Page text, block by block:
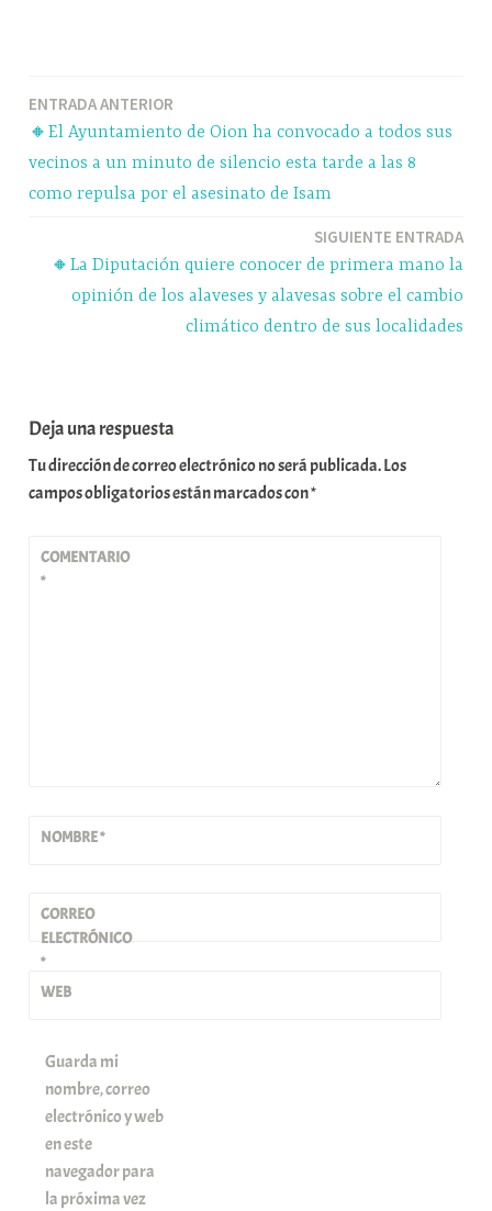
ppm rti
r
Navegación
de
entradas
ENTRADA ANTERIOR
🔸El Ayuntamiento de Oion ha convocado a todos sus
vecinos a un minuto de silencio esta tarde a las 8
como repulsa por el asesinato de Isam
SIGUIENTE ENTRADA
🔸La Diputación quiere conocer de primera mano la
opinión de los alaveses y alavesas sobre el cambio
climático dentro de sus localidades
Deja una respuesta
Tu dirección de correo electrónico no será publicada.Los
campos obligatorios están marcados con*
COMENTARIO
*
NOMBRE*
CORREO
ELECTRÓNICO
*
WEB
Guarda mi
nombre, correo
electrónico y web
en este
navegador para
la próxima vez